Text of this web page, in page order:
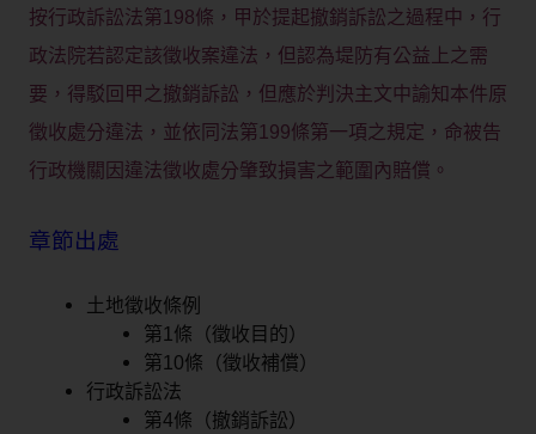
按行政訴訟法第198條，甲於提起撤銷訴訟之過程中，行
政法院若認定該徵收案違法，但認為堤防有公益上之需
要，得駁回甲之撤銷訴訟，但應於判決主文中諭知本件原
徵收處分違法，並依同法第199條第一項之規定，命被告
行政機關因違法徵收處分肇致損害之範圍內賠償。
章節出處
土地徵收條例
第1條（徵收目的）
第10條（徵收補償）
行政訴訟法
第4條（撤銷訴訟）